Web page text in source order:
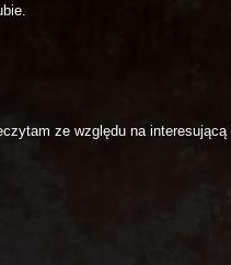
ze względu na